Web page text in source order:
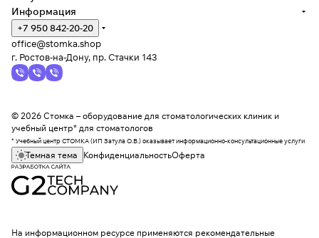
Информация
+7 950 842-20-20
office@stomka.shop
г. Ростов-на-Дону, пр. Стачки 143
© 2026 Стомка – оборудование для стоматологических клиник и
учебный центр* для стоматологов
* Учебный центр СТОМКА (ИП Затула О.В.) оказывает информационно-консультационные услуги
Темная тема КонфиденциальностьОферта
На информационном ресурсе применяются рекомендательные